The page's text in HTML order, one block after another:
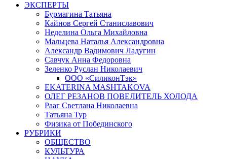
ЭКСПЕРТЫ
Бурмагина Татьяна
Кайнов Сергей Станиславович
Неделина Ольга Михайловна
Мальцева Наталья Александровна
Александр Вадимович Ладугин
Савчук Анна Федоровна
Зеленко Руслан Николаевич
ООО «СиликонТэк»
EKATERINA MASHTAKOVA
ОЛЕГ РЕЗАНОВ ПОВЕЛИТЕЛЬ ХОЛОДА
Рааг Светлана Николаевна
Татьяна Тур
Физика от Побединского
РУБРИКИ
ОБЩЕСТВО
КУЛЬТУРА